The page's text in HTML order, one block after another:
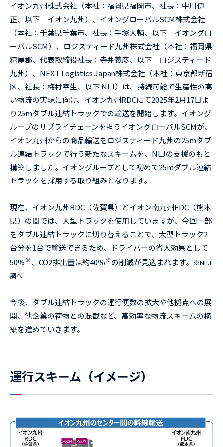
イオン九州株式会社（本社：福岡県福岡市、社長：中川伊
正、以下 イオン九州）、イオングローバルSCM株式会社
（本社：千葉県千葉市、社長：手塚大輔、以下 イオングロ
ーバルSCM）、ロジスティード九州株式会社（本社：福岡県
糟屋郡、代表取締役社長：寺井義彦、以下 ロジスティード
九州）、NEXT Logistics Japan株式会社（本社：東京都新宿
区、社長：梅村幸生、以下 NLJ）は、持続可能で生産性の高
い物流の実現に向け、イオン九州RDCにて2025年2月17日よ
り25mダブル連結トラックでの輸送を開始します。イオング
ループのサプライチェーンを担うイオングローバルSCMが、
イオン九州からの商品輸送をロジスティード九州の25mダブ
ル連結トラックで行う新たなスキームを、NLJの支援のもと
構築しました。イオングループとして初めて25mダブル連結
トラックを採用する取り組みとなります。
現在、イオン九州RDC（佐賀県）とイオン南九州FDC（熊本
県）の間では、大型トラックを使用していますが、今回一部
をダブル連結トラックに切り替えることで、大型トラック2
台分を1台で輸送できるため、ドライバーの省人効果として
50%※、CO2排出量は約40％※の削減が見込まれます。 ※NLJ
調べ
今後、ダブル連結トラックの運行便数の拡大や他拠点への展
開、他企業の荷物との混載など、高効率な物流スキームの構
築を進めていきます。
運行スキーム（イメージ）